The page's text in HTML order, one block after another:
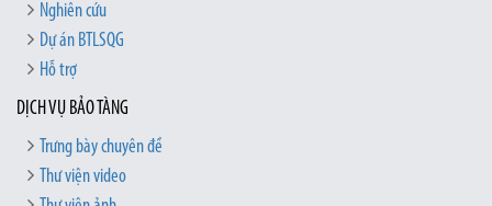
Nghiên cứu
Dự án BTLSQG
Hỗ trợ
DỊCH VỤ BẢO TÀNG
Trưng bày chuyên đề
Thư viện video